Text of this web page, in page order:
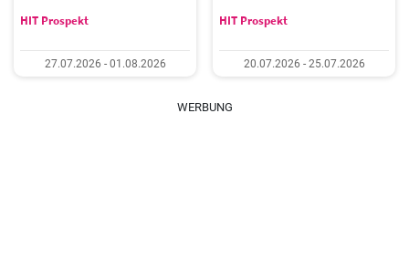
HIT Prospekt
27.07.2026 - 01.08.2026
HIT Prospekt
20.07.2026 - 25.07.2026
WERBUNG